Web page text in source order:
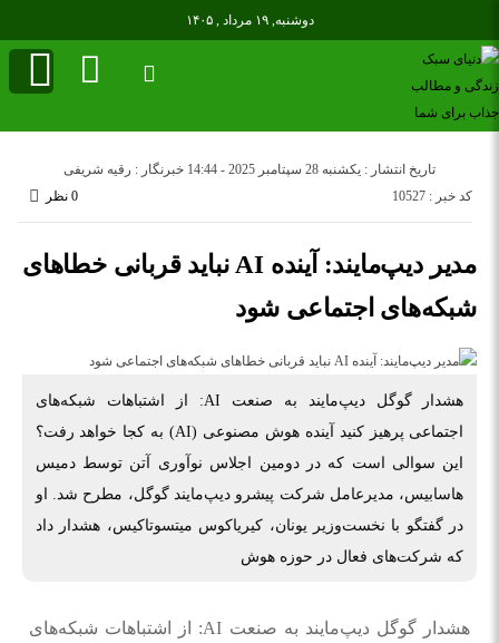
دوشنبه, ۱۹ مرداد , ۱۴۰۵
تاریخ انتشار : یکشنبه 28 سپتامبر 2025 - 14:44
خبرنگار : رقیه شریفی
کد خبر : 10527
0 نظر
مدیر دیپ‌مایند: آینده AI نباید قربانی خطاهای
شبکه‌های اجتماعی شود
هشدار گوگل دیپ‌مایند به صنعت AI: از اشتباهات شبکه‌های
اجتماعی پرهیز کنید آینده هوش مصنوعی (AI) به کجا خواهد رفت؟
این سوالی است که در دومین اجلاس نوآوری آتن توسط دمیس
هاسابیس، مدیرعامل شرکت پیشرو دیپ‌مایند گوگل، مطرح شد. او
در گفتگو با نخست‌وزیر یونان، کیریاکوس میتسوتاکیس، هشدار داد
که شرکت‌های فعال در حوزه هوش
هشدار گوگل دیپ‌مایند به صنعت AI: از اشتباهات شبکه‌های